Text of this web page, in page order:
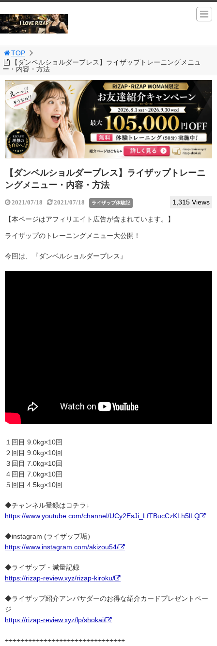
TOP
【ダンベルショルダープレス】ライザップトレーニングメニュ
ー・内容・方法
【ダンベルショルダープレス】ライザップトレーニ
ングメニュー・内容・方法
2021/07/18 2021/07/18 ライザップ体験記 1,315 Views
【本ページはアフィリエイト広告が含まれています。】
ライザップのトレーニングメニュー大公開！
今回は、『ダンベルショルダープレス』
１回目 9.0kg×10回
２回目 9.0kg×10回
３回目 7.0kg×10回
４回目 7.0kg×10回
５回目 4.5kg×10回
◆チャンネル登録はコチラ↓
https://www.youtube.com/channel/UCy2EsJi_LfTBucCzKLh5lLQ
◆instagram (ライザップ垢）
https://www.instagram.com/akizou54/
◆ライザップ・減量記録
https://rizap-review.xyz/rizap-kiroku/
◆ライザップ紹介アンバサダーのお得な紹介カードプレゼントペー
ジ
https://rizap-review.xyz/lp/shokai/
+++++++++++++++++++++++++++++++